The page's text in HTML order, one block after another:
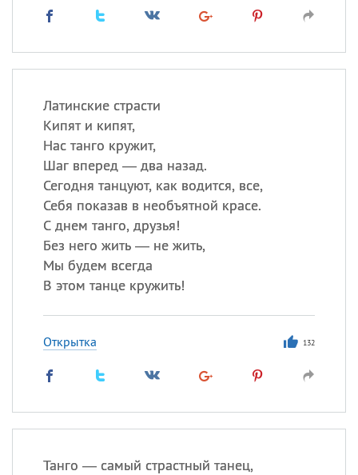
Латинские страсти
Кипят и кипят,
Нас танго кружит,
Шаг вперед — два назад.
Сегодня танцуют, как водится, все,
Себя показав в необъятной красе.
С днем танго, друзья!
Без него жить — не жить,
Мы будем всегда
В этом танце кружить!
Открытка 132
Танго — самый страстный танец,